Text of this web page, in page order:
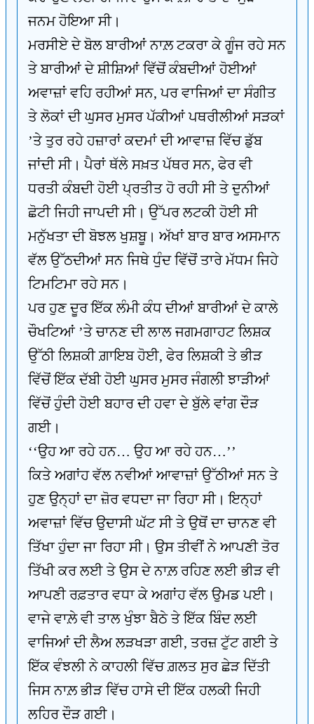
ਜਨਮ ਹੋਇਆ ਸੀ।
ਮਰਸੀਏ ਦੇ ਬੋਲ ਬਾਰੀਆਂ ਨਾਲ਼ ਟਕਰਾ ਕੇ ਗੂੰਜ ਰਹੇ ਸਨ
ਤੇ ਬਾਰੀਆਂ ਦੇ ਸ਼ੀਸ਼ਿਆਂ ਵਿੱਚੋਂ ਕੰਬਦੀਆਂ ਹੋਈਆਂ
ਅਵਾਜ਼ਾਂ ਵਹਿ ਰਹੀਆਂ ਸਨ, ਪਰ ਵਾਜਿਆਂ ਦਾ ਸੰਗੀਤ
ਤੇ ਲੋਕਾਂ ਦੀ ਘੁਸਰ ਮੁਸਰ ਪੱਕੀਆਂ ਪਥਰੀਲੀਆਂ ਸੜਕਾਂ
’ਤੇ ਤੁਰ ਰਹੇ ਹਜ਼ਾਰਾਂ ਕਦਮਾਂ ਦੀ ਆਵਾਜ਼ ਵਿੱਚ ਡੁੱਬ
ਜਾਂਦੀ ਸੀ। ਪੈਰਾਂ ਥੱਲੇ ਸਖ਼ਤ ਪੱਥਰ ਸਨ, ਫੇਰ ਵੀ
ਧਰਤੀ ਕੰਬਦੀ ਹੋਈ ਪ੍ਰਤੀਤ ਹੋ ਰਹੀ ਸੀ ਤੇ ਦੁਨੀਆਂ
ਛੋਟੀ ਜਿਹੀ ਜਾਪਦੀ ਸੀ। ਉੱਪਰ ਲਟਕੀ ਹੋਈ ਸੀ
ਮਨੁੱਖਤਾ ਦੀ ਬੋਝਲ ਖੁਸ਼ਬੂ। ਅੱਖਾਂ ਬਾਰ ਬਾਰ ਅਸਮਾਨ
ਵੱਲ ਉੱਠਦੀਆਂ ਸਨ ਜਿਥੇ ਧੁੰਦ ਵਿੱਚੋਂ ਤਾਰੇ ਮੱਧਮ ਜਿਹੇ
ਟਿਮਟਿਮਾ ਰਹੇ ਸਨ।
ਪਰ ਹੁਣ ਦੂਰ ਇੱਕ ਲੰਮੀ ਕੰਧ ਦੀਆਂ ਬਾਰੀਆਂ ਦੇ ਕਾਲੇ
ਚੌਖਟਿਆਂ ’ਤੇ ਚਾਨਣ ਦੀ ਲਾਲ ਜਗਮਗਾਹਟ ਲਿਸ਼ਕ
ਉੱਠੀ ਲਿਸ਼ਕੀ ਗ਼ਾਇਬ ਹੋਈ, ਫੇਰ ਲਿਸ਼ਕੀ ਤੇ ਭੀੜ
ਵਿੱਚੋਂ ਇੱਕ ਦੱਬੀ ਹੋਈ ਘੁਸਰ ਮੁਸਰ ਜੰਗਲੀ ਝਾੜੀਆਂ
ਵਿੱਚੋਂ ਹੁੰਦੀ ਹੋਈ ਬਹਾਰ ਦੀ ਹਵਾ ਦੇ ਬੁੱਲੇ ਵਾਂਗ ਦੌੜ
ਗਈ।
‘‘ਉਹ ਆ ਰਹੇ ਹਨ… ਉਹ ਆ ਰਹੇ ਹਨ…’’
ਕਿਤੇ ਅਗਾਂਹ ਵੱਲ ਨਵੀਆਂ ਆਵਾਜ਼ਾਂ ਉੱਠੀਆਂ ਸਨ ਤੇ
ਹੁਣ ਉਨ੍ਹਾਂ ਦਾ ਜ਼ੋਰ ਵਧਦਾ ਜਾ ਰਿਹਾ ਸੀ। ਇਨ੍ਹਾਂ
ਅਵਾਜ਼ਾਂ ਵਿੱਚ ਉਦਾਸੀ ਘੱਟ ਸੀ ਤੇ ਉਥੋਂ ਦਾ ਚਾਨਣ ਵੀ
ਤਿੱਖਾ ਹੁੰਦਾ ਜਾ ਰਿਹਾ ਸੀ। ਉਸ ਤੀਵੀਂ ਨੇ ਆਪਣੀ ਤੋਰ
ਤਿੱਖੀ ਕਰ ਲਈ ਤੇ ਉਸ ਦੇ ਨਾਲ਼ ਰਹਿਣ ਲਈ ਭੀੜ ਵੀ
ਆਪਣੀ ਰਫ਼ਤਾਰ ਵਧਾ ਕੇ ਅਗਾਂਹ ਵੱਲ ਉਮਡ ਪਈ।
ਵਾਜੇ ਵਾਲ਼ੇ ਵੀ ਤਾਲ ਖੁੰਝਾ ਬੈਠੇ ਤੇ ਇੱਕ ਬਿੰਦ ਲਈ
ਵਾਜਿਆਂ ਦੀ ਲੈਅ ਲੜਖੜਾ ਗਈ, ਤਰਜ਼ ਟੁੱਟ ਗਈ ਤੇ
ਇੱਕ ਵੰਝਲੀ ਨੇ ਕਾਹਲੀ ਵਿੱਚ ਗ਼ਲਤ ਸੁਰ ਛੇੜ ਦਿੱਤੀ
ਜਿਸ ਨਾਲ਼ ਭੀੜ ਵਿੱਚ ਹਾਸੇ ਦੀ ਇੱਕ ਹਲਕੀ ਜਿਹੀ
ਲਹਿਰ ਦੌੜ ਗਈ।